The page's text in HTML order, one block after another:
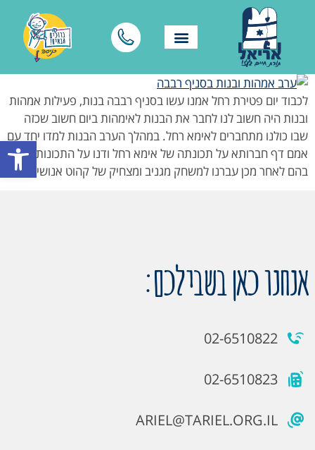
פתח
לכבוד יום פטירת רחל אמנו עשו בסניף רבבה בנות, פעילות אמהות
ובנות️ היה חשוב לנו לחבר את הבנות לאימהות ביום חשוב שכזה
שבו כולנו מתחברים לאימא רחל. במהלך הערב הבנות למדו יחד עם
אמם דף חברותא על תכונתה של אימא רחל ודנו על התכונות שיש
בהם לאחר מכן עברנו למשחק מגניב ומצחיק של קהוט אנושי […]
אנחנו כאן בשבילכם:
02-6510822
02-6510823
ARIEL@TARIEL.ORG.IL